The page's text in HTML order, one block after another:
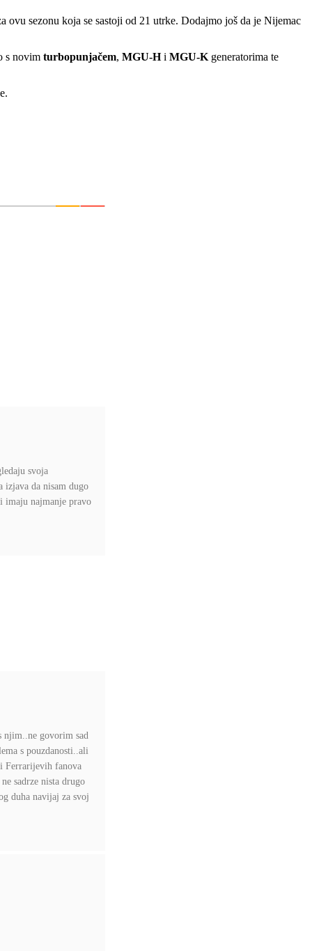
sezonu koja se sastoji od 21 utrke. Dodajmo još da je Nijemac
s novim turbopunjačem, MGU-Hi MGU-K generatorima te
svoja
izjava da nisam dugo
imaju najmanje pravo
njim..ne govorim sad
s pouzdanosti..ali
Ferrarijevih fanova
sadrze nista drugo
duha navijaj za svoj